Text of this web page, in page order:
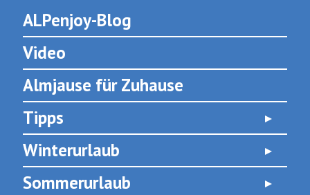
ALPenjoy-Blog
Video
Almjause für Zuhause
Tipps
Winterurlaub
Sommerurlaub